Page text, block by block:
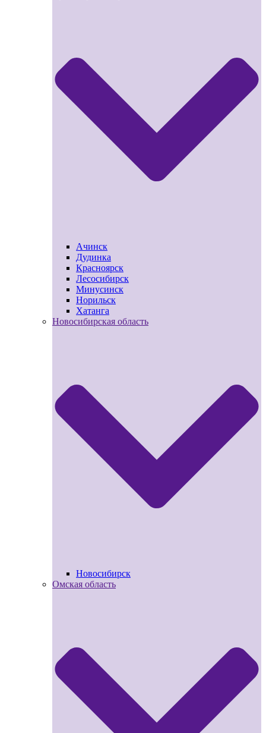
Ачинск
Дудинка
Красноярск
Лесосибирск
Минусинск
Норильск
Хатанга
Новосибирская область
Новосибирск
Омская область